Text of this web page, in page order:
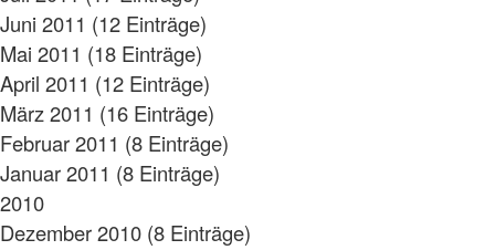
Juni 2011 (12 Einträge)
Mai 2011 (18 Einträge)
April 2011 (12 Einträge)
März 2011 (16 Einträge)
Februar 2011 (8 Einträge)
Januar 2011 (8 Einträge)
2010
Dezember 2010 (8 Einträge)